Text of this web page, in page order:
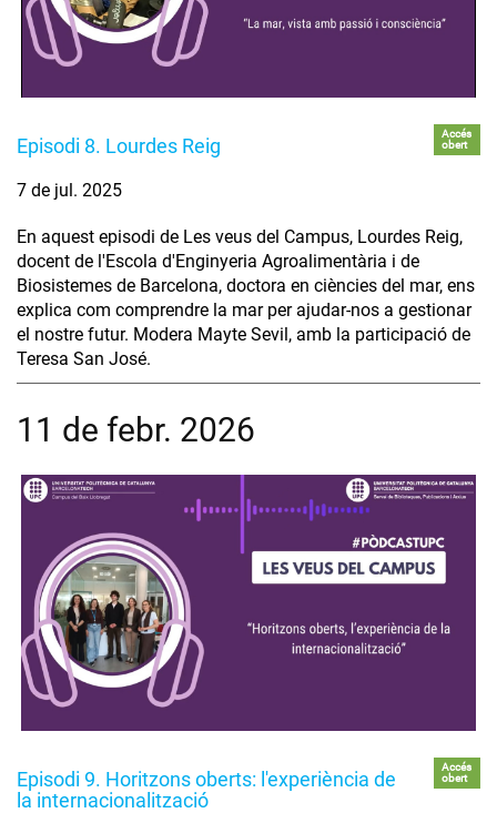
Episodi 8. Lourdes Reig
Accés
obert
7 de jul. 2025
En aquest episodi de Les veus del Campus, Lourdes Reig,
docent de l'Escola d'Enginyeria Agroalimentària i de
Biosistemes de Barcelona, doctora en ciències del mar, ens
explica com comprendre la mar per ajudar-nos a gestionar
el nostre futur. Modera Mayte Sevil, amb la participació de
Teresa San José.
11 de febr. 2026
Episodi 9. Horitzons oberts: l'experiència de
la internacionalització
Accés
obert